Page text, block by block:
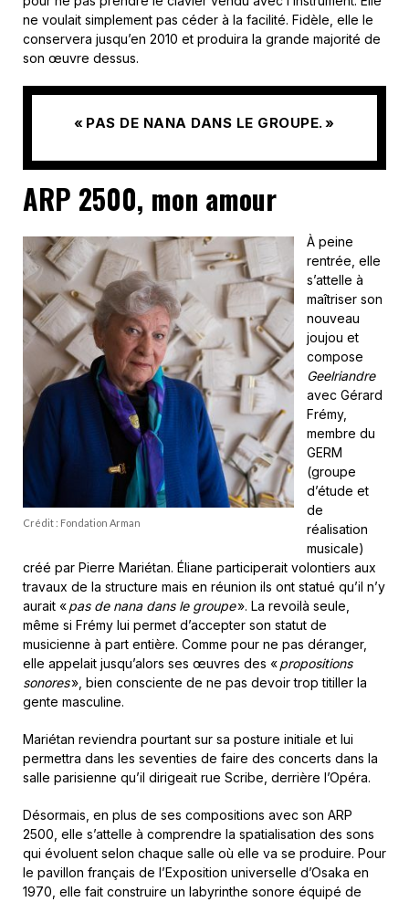
ne voulait simplement pas céder à la facilité. Fidèle, elle le
conservera jusqu’en 2010 et produira la grande majorité de
son œuvre dessus.
« PAS DE NANA DANS LE GROUPE. »
ARP 2500, mon amour
Crédit : Fondation Arman
À peine
rentrée, elle
s’attelle à
maîtriser son
nouveau
joujou et
compose
Geelriandre
avec Gérard
Frémy,
membre du
GERM
(groupe
d’étude et
de
réalisation
musicale)
créé par Pierre Mariétan. Éliane participerait volontiers aux
travaux de la structure mais en réunion ils ont statué qu’il n’y
aurait «pas de nana dans le groupe». La revoilà seule,
même si Frémy lui permet d’accepter son statut de
musicienne à part entière. Comme pour ne pas déranger,
elle appelait jusqu’alors ses œuvres des «propositions
sonores», bien consciente de ne pas devoir trop titiller la
gente masculine.
Mariétan reviendra pourtant sur sa posture initiale et lui
permettra dans les seventies de faire des concerts dans la
salle parisienne qu’il dirigeait rue Scribe, derrière l’Opéra.
Désormais, en plus de ses compositions avec son ARP
2500, elle s’attelle à comprendre la spatialisation des sons
qui évoluent selon chaque salle où elle va se produire. Pour
le pavillon français de l’Exposition universelle d’Osaka en
1970, elle fait construire un labyrinthe sonore équipé de